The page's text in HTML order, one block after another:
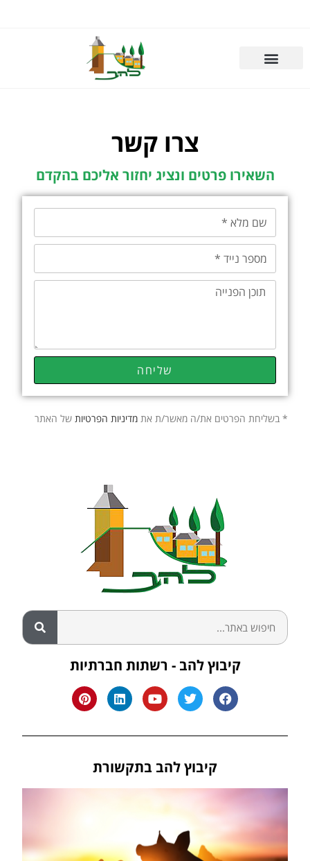
צרו קשר
השאירו פרטים ונציג יחזור אליכם בהקדם
שליחה
* בשליחת הפרטים את/ה מאשר/ת אתמדיניות הפרטיות של האתר
קיבוץ להב - רשתות חברתיות
קיבוץ להב בתקשורת